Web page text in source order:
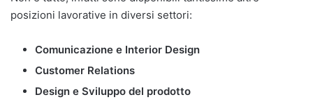
posizioni lavorative in diversi settori:
Comunicazione e Interior Design
Customer Relations
Design e Sviluppo del prodotto